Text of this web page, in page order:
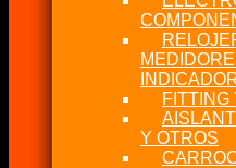
FITTING
Y OTROS